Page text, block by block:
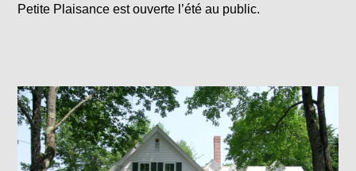
Petite Plaisance est ouverte l’été au public.